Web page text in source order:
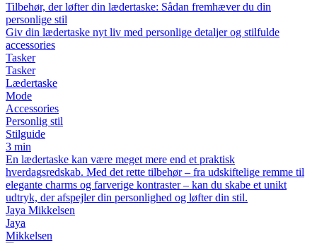
Tilbehør, der løfter din lædertaske: Sådan fremhæver du din
personlige stil
Giv din lædertaske nyt liv med personlige detaljer og stilfulde
accessories
Tasker
Tasker
Lædertaske
Mode
Accessories
Personlig stil
Stilguide
3 min
En lædertaske kan være meget mere end et praktisk
hverdagsredskab. Med det rette tilbehør – fra udskiftelige remme til
elegante charms og farverige kontraster – kan du skabe et unikt
udtryk, der afspejler din personlighed og løfter din stil.
Jaya Mikkelsen
Jaya
Mikkelsen